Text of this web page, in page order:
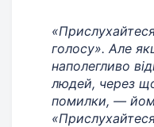
голосу». Але
наполегливо
людей, через
помилки, —